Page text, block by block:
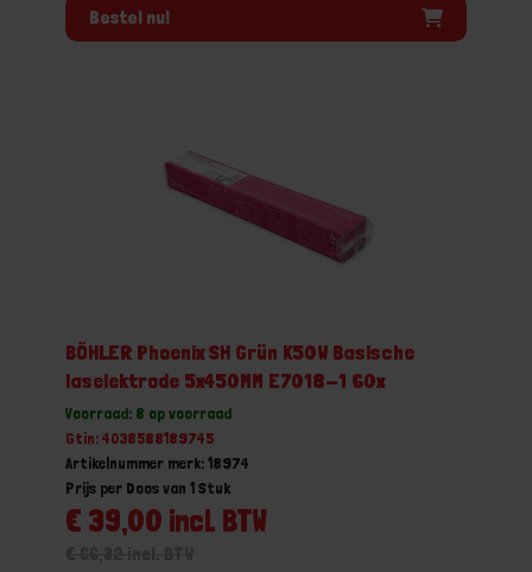
Bestel nu!
BÖHLER Phoenix SH Grün K50W Basische
laselektrode 5x450MM E7018-1 60x
Voorraad: 8 op voorraad
Gtin: 4038588189745
Artikelnummer merk: 18974
€ 39,00 incl. BTW
Prijs per Doos van 1 Stuk